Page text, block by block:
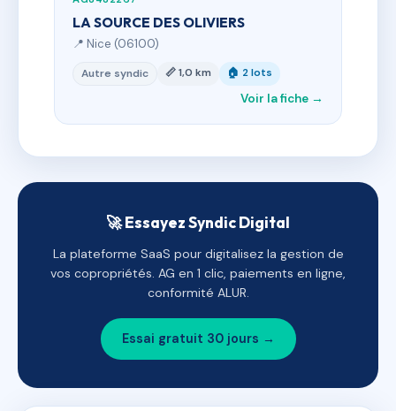
LA SOURCE DES OLIVIERS
📍 Nice (06100)
Autre syndic 📏 1,0 km 🏠 2 lots
Voir la fiche →
🚀 Essayez Syndic Digital
La plateforme SaaS pour digitalisez la gestion de
vos copropriétés. AG en 1 clic, paiements en ligne,
conformité ALUR.
Essai gratuit 30 jours →